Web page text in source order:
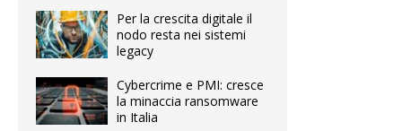
Per la crescita digitale il
nodo resta nei sistemi
legacy
Cybercrime e PMI: cresce
la minaccia ransomware
in Italia